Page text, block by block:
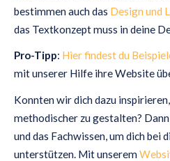
bestimmen auch das Design und
das Textkonzept muss in deine
Pro-Tipp: Hier findest du
mit unserer Hilfe ihre Website
Konnten wir dich dazu
methodischer zu gestalten?
und das Fachwissen, um dich bei
unterstützen. Mit unserem